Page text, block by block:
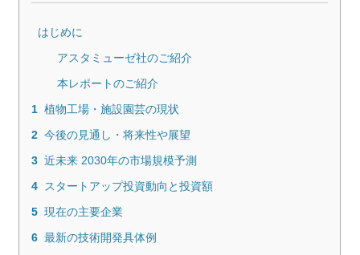
はじめに
アスタミューゼ社のご紹介
本レポートのご紹介
1 植物工場・施設園芸の現状
2 今後の見通し・将来性や展望
3 近未来 2030年の市場規模予測
4
スタートアップ投資動向と投資額
5 現在の主要企業
6 最新の技術開発具体例